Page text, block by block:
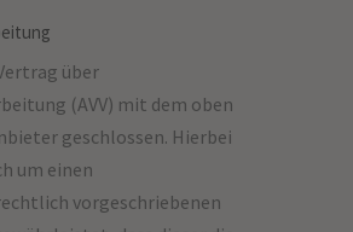
über
(AVV) mit dem oben
geschlossen. Hierbei
um einen
vorgeschriebenen